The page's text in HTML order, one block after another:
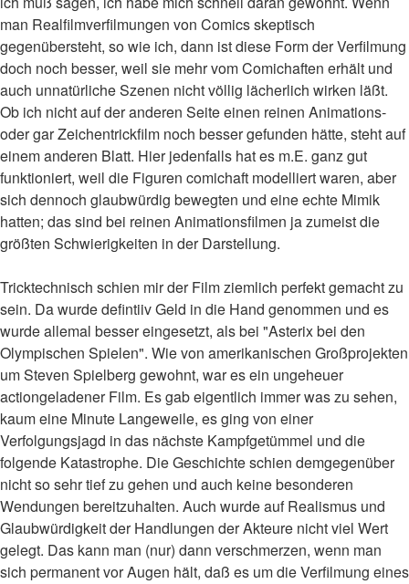
man Realfilmverfilmungen von Comics skeptisch
gegenübersteht, so wie ich, dann ist diese Form der Verfilmung
doch noch besser, weil sie mehr vom Comichaften erhält und
auch unnatürliche Szenen nicht völlig lächerlich wirken läßt.
Ob ich nicht auf der anderen Seite einen reinen Animations-
oder gar Zeichentrickfilm noch besser gefunden hätte, steht auf
einem anderen Blatt. Hier jedenfalls hat es m.E. ganz gut
funktioniert, weil die Figuren comichaft modelliert waren, aber
sich dennoch glaubwürdig bewegten und eine echte Mimik
hatten; das sind bei reinen Animationsfilmen ja zumeist die
größten Schwierigkeiten in der Darstellung.
Tricktechnisch schien mir der Film ziemlich perfekt gemacht zu
sein. Da wurde defintiiv Geld in die Hand genommen und es
wurde allemal besser eingesetzt, als bei "Asterix bei den
Olympischen Spielen". Wie von amerikanischen Großprojekten
um Steven Spielberg gewohnt, war es ein ungeheuer
actiongeladener Film. Es gab eigentlich immer was zu sehen,
kaum eine Minute Langeweile, es ging von einer
Verfolgungsjagd in das nächste Kampfgetümmel und die
folgende Katastrophe. Die Geschichte schien demgegenüber
nicht so sehr tief zu gehen und auch keine besonderen
Wendungen bereitzuhalten. Auch wurde auf Realismus und
Glaubwürdigkeit der Handlungen der Akteure nicht viel Wert
gelegt. Das kann man (nur) dann verschmerzen, wenn man
sich permanent vor Augen hält, daß es um die Verfilmung eines